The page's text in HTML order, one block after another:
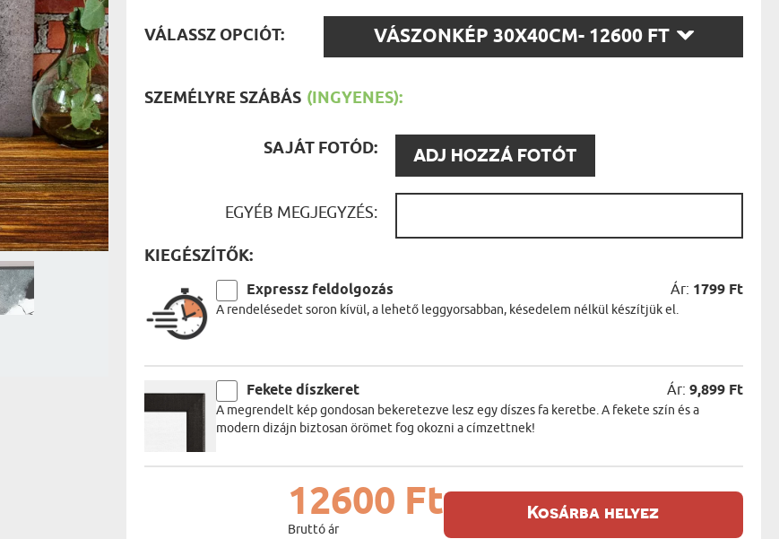
BICIKLISTÁNAK
IDŐSEBBNEK
SPORTOLÓNAK
FŐNÖKNEK
HORGÁSZNAK
VÁLASSZ OPCIÓT: VÁSZONKÉP 30X40CM- 12600 FT
VÁLASSZ
OPCIÓT:
SZEMÉLYRE SZÁBÁS (INGYENES):
SAJÁT FOTÓD: ADJ HOZZÁ FOTÓT
EGYÉB MEGJEGYZÉS:
KIEGÉSZÍTŐK:
Expressz feldolgozás Ár: 1799 Ft
A rendelésedet soron kívül, a lehető leggyorsabban, késedelem nélkül készítjük el.
Fekete díszkeret Ár: 9,899 Ft
A megrendelt kép gondosan bekeretezve lesz egy díszes fa keretbe. A fekete szín és a
modern dizájn biztosan örömet fog okozni a címzettnek!
12600 Ft
Bruttó ár
Kosárba helyez